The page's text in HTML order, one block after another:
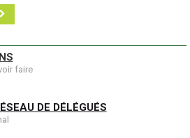
faire
DE DÉLÉGUÉS